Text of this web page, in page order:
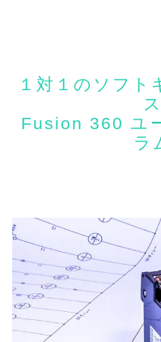
１対１のソフト
Fusion 360 ユ
ラ